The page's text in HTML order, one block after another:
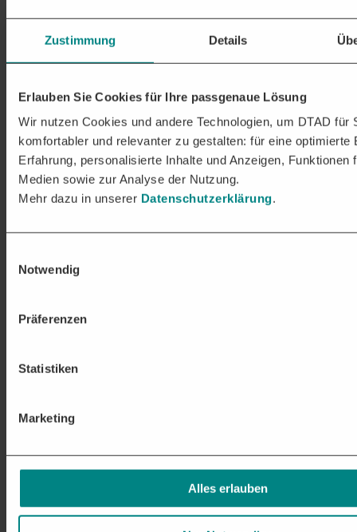
Zustimmung Details
Erlauben Sie Cookies für Ihre passgenaue Lösung
Wir nutzen Cookies und andere Technologien, um DTAD für
komfortabler und relevanter zu gestalten: für eine optimierte
Erfahrung, personalisierte Inhalte und Anzeigen, Funktionen
Medien sowie zur Analyse der Nutzung.
Mehr dazu in unserer Datenschutzerklärung.
Notwendig
Präferenzen
Statistiken
Marketing
Alles erlauben